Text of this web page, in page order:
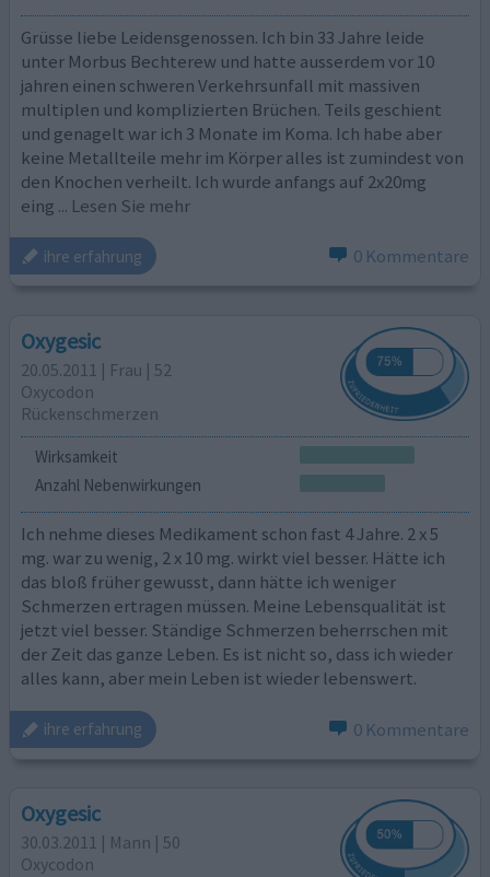
Grüsse liebe Leidensgenossen. Ich bin 33 Jahre leide
unter Morbus Bechterew und hatte ausserdem vor 10
jahren einen schweren Verkehrsunfall mit massiven
multiplen und komplizierten Brüchen. Teils geschient
und genagelt war ich 3 Monate im Koma. Ich habe aber
keine Metallteile mehr im Körper alles ist zumindest von
den Knochen verheilt. Ich wurde anfangs auf 2x20mg
eing ... Lesen Sie mehr
ihre erfahrung 0 Kommentare
Oxygesic
20.05.2011 | Frau | 52
Oxycodon
Rückenschmerzen
Wirksamkeit
Anzahl Nebenwirkungen
Ich nehme dieses Medikament schon fast 4 Jahre. 2 x 5
mg. war zu wenig, 2 x 10 mg. wirkt viel besser. Hätte ich
das bloß früher gewusst, dann hätte ich weniger
Schmerzen ertragen müssen. Meine Lebensqualität ist
jetzt viel besser. Ständige Schmerzen beherrschen mit
der Zeit das ganze Leben. Es ist nicht so, dass ich wieder
alles kann, aber mein Leben ist wieder lebenswert.
ihre erfahrung 0 Kommentare
Oxygesic
30.03.2011 | Mann | 50
Oxycodon